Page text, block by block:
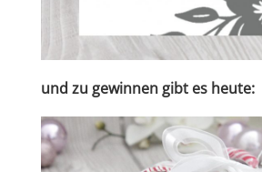
und zu gewinnen gibt es heute: